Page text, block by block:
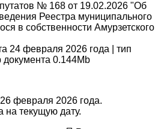
№ 168 от 19.02.2026 "Об
Реестра муниципального
в собственности Амурзетского
24 февраля 2026 года | тип
документа 0.144Mb
февраля 2026 года.
на текущую дату.